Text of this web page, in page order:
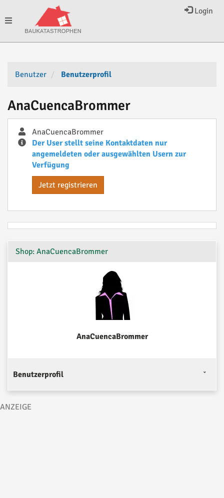
Login
Toggle
Benutzer
Benutzerprofil
AnaCuencaBrommer
AnaCuencaBrommer
Der User stellt seine Kontaktdaten nur
angemeldeten oder ausgewählten Usern zur
Verfügung
Jetzt registrieren
Shop: AnaCuencaBrommer
AnaCuencaBrommer
Benutzerprofil